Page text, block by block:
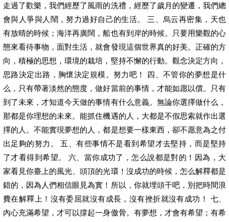
走過了歡樂，我們經歷了風雨的洗禮，經歷了歲月的變遷，我們總
會與人爭與人鬧，努力過好自己的生活。 三、烏云再密集，天也
有放晴的時候；海洋再廣闊，船也有到岸的時候。只要用樂觀的心
態來看待事物，面對生活，就會發現這個世界真的好美。正確的方
向，積極的思想，環境的栽培，堅持不懈的行動。觀念決定方向，
思路決定出路，胸懷決定規模。努力吧！ 四、不管你的夢想是什
么，只有帶著淡然的態度，做好當前的事情，才能如愿以償。只有
到了未來，才知道今天做的事情有什么意義。無論你選擇做什么，
那都是你理想的未來。能抓住機遇的人，大都是不假思索就作出選
擇的人。不能實現夢想的人，都是想要一樣東西，卻不愿意為之付
出足夠的努力。 五、有些事情不是看到希望才去堅持，而是堅持
了才看得到希望。 六、當你成功了，怎么說都是對的！因為，大
家看見你臺上的風光、頭頂的光環！沒成功的時候，怎么解釋都是
錯的，因為人們相信眼見為實！所以，你就埋頭干吧，別把時間浪
費在解釋上！沒有委屈就沒有成長，沒有挫折就沒有成功！ 七、
內心充滿希望，才可以撐起一身傲骨。有夢想，才會有希望；有希